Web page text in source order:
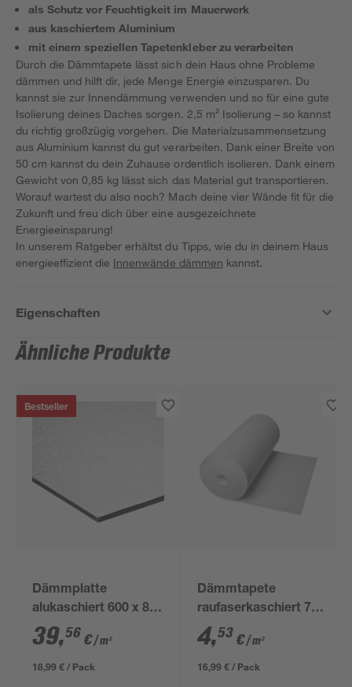
als Schutz vor Feuchtigkeit im Mauerwerk
aus kaschiertem Aluminium
mit einem speziellen Tapetenkleber zu verarbeiten
Durch die Dämmtapete lässt sich dein Haus ohne Probleme
dämmen und hilft dir, jede Menge Energie einzusparen. Du
kannst sie zur Innendämmung verwenden und so für eine gute
Isolierung deines Daches sorgen. 2,5 m² Isolierung – so kannst
du richtig großzügig vorgehen. Die Materialzusammensetzung
aus Aluminium kannst du gut verarbeiten. Dank einer Breite von
50 cm kannst du dein Zuhause ordentlich isolieren. Dank einem
Gewicht von 0,85 kg lässt sich das Material gut transportieren.
Worauf wartest du also noch? Mach deine vier Wände fit für die
Zukunft und freu dich über eine ausgezeichnete
Energieeinsparung!
In unserem Ratgeber erhältst du Tipps, wie du in deinem Haus
energieeffizient die Innenwände dämmen kannst.
Eigenschaften
Ähnliche Produkte
Bestseller
Dämmplatte
alukaschiert 600 x 800
x 10 mm
39,56 €/ m²
18,99 € / Pack
Dämmtapete
raufaserkaschiert 750
x 50 x 0,4 cm
4,53 €/ m²
16,99 € / Pack